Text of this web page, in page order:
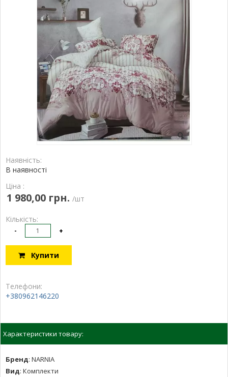
Наявність:
В наявності
Ціна :
1 980,00 грн. /шт
Кількість:
- +
Купити
Телефони:
+380962146220
Характеристики товару:
Бренд: NARNIA
Вид: Комплекти